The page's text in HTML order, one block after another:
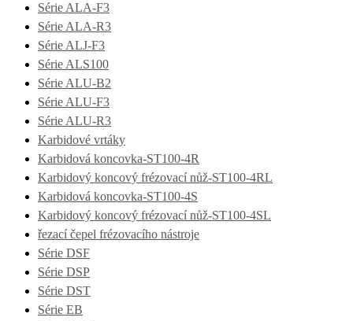
Série ALA-F3
Série ALA-R3
Série ALJ-F3
Série ALS100
Série ALU-B2
Série ALU-F3
Série ALU-R3
Karbidové vrtáky
Karbidová koncovka-ST100-4R
Karbidový koncový frézovací nůž-ST100-4RL
Karbidová koncovka-ST100-4S
Karbidový koncový frézovací nůž-ST100-4SL
řezací čepel frézovacího nástroje
Série DSF
Série DSP
Série DST
Série EB